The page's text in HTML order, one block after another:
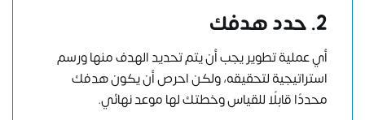
2. حدد هدفك
أي عملية تطوير يجب أن يتم تحديد الهدف منها ورسم
استراتيجية لتحقيقه، ولكن احرص أن يكون هدفك
محددًا قابلًا للقياس وخطتك لها موعد نهائي.